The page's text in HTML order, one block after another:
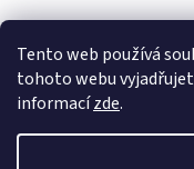
Tento web používá
tohoto webu
informacízde.